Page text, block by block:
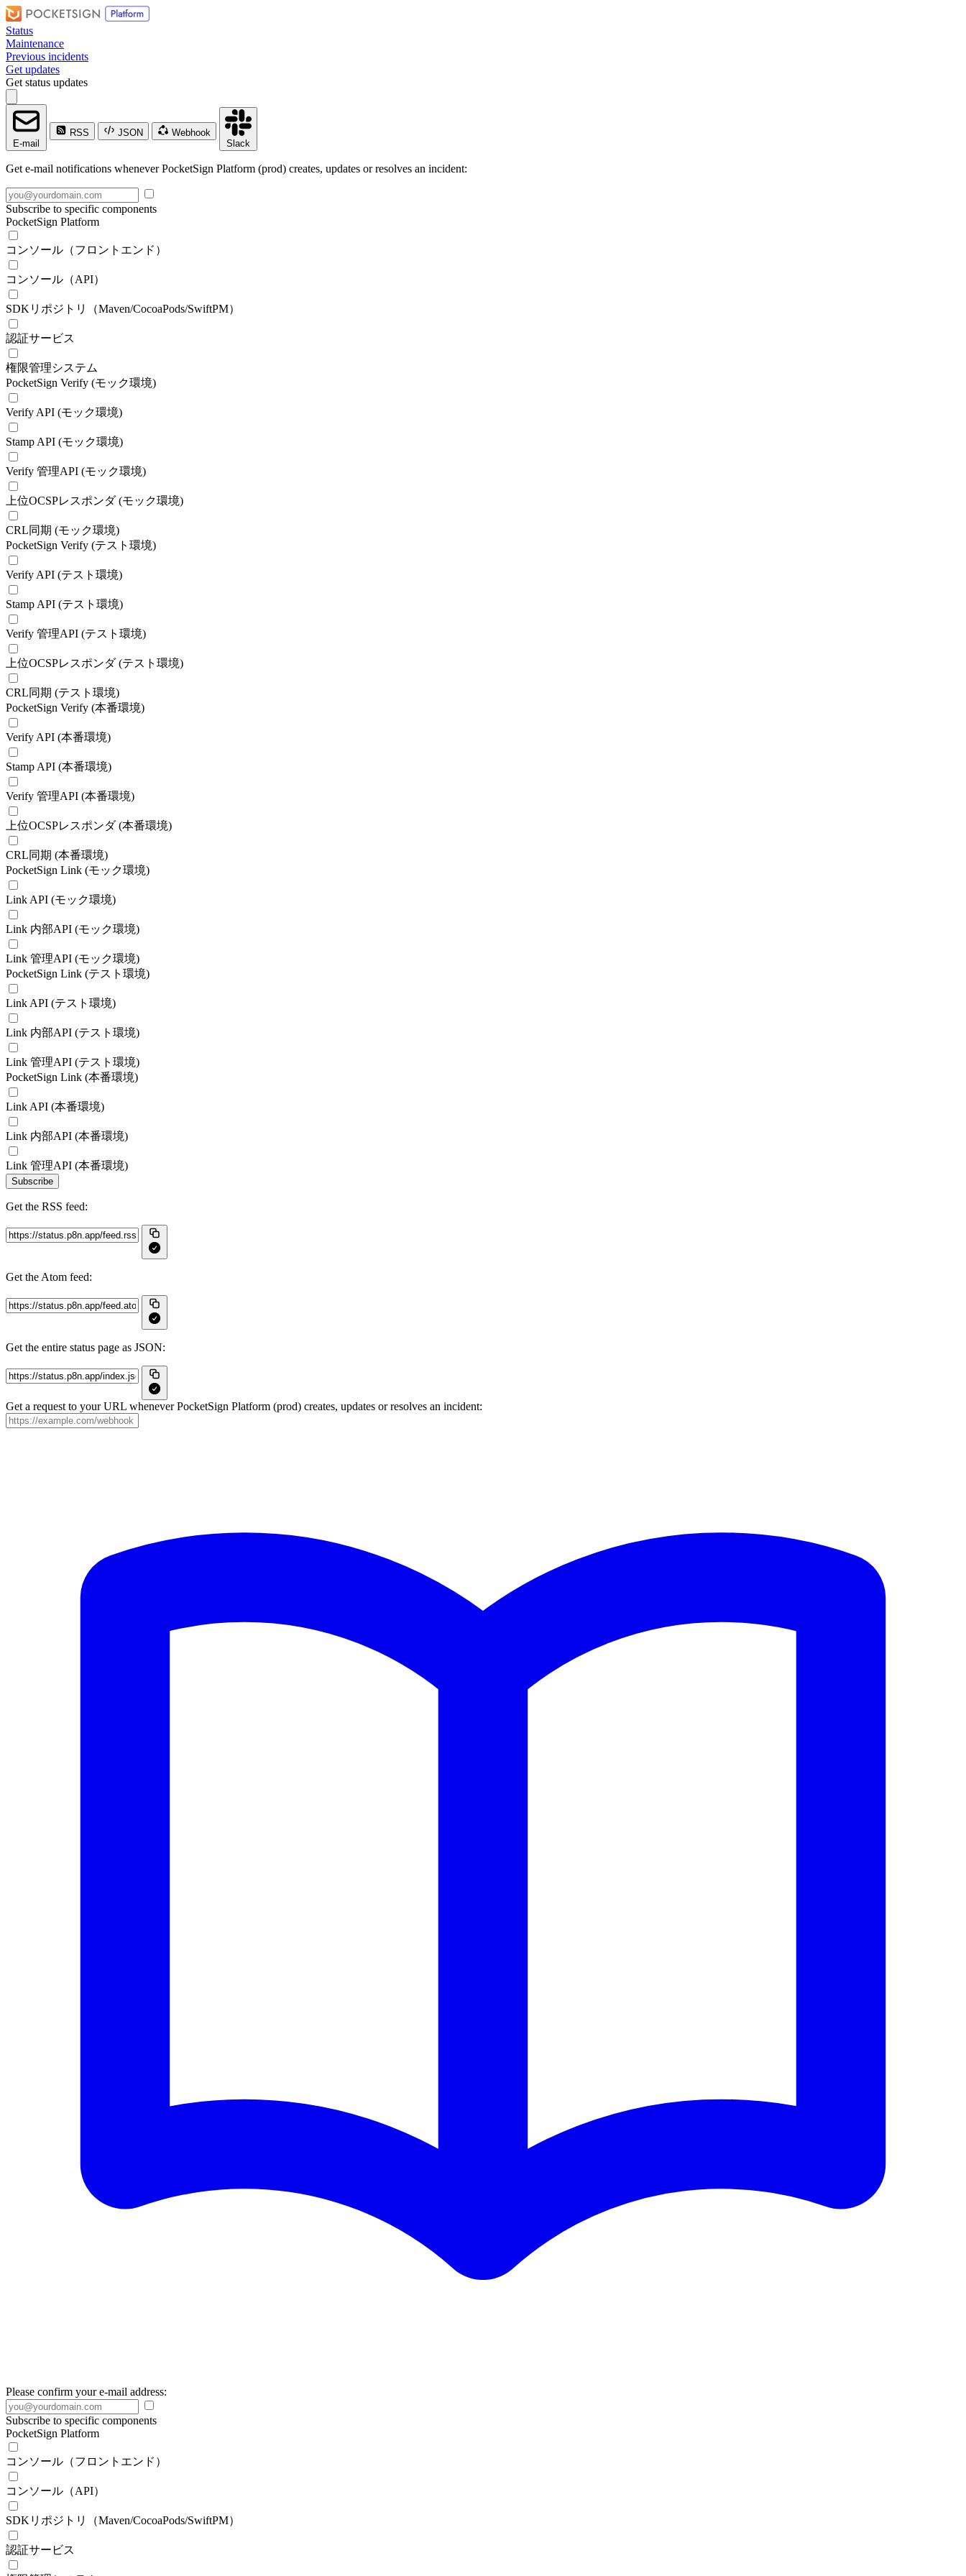
Status
Maintenance
Previous incidents
Get updates
Get status updates
E-mail
RSS JSON
Webhook
Slack
Get e-mail notifications whenever PocketSign Platform (prod) creates, updates or resolves an incident:
Subscribe to specific components
PocketSign Platform
コンソール（フロントエンド）
コンソール（API）
SDKリポジトリ（Maven/CocoaPods/SwiftPM）
認証サービス
権限管理システム
PocketSign Verify (モック環境)
Verify API (モック環境)
Stamp API (モック環境)
Verify 管理API (モック環境)
上位OCSPレスポンダ (モック環境)
CRL同期 (モック環境)
PocketSign Verify (テスト環境)
Verify API (テスト環境)
Stamp API (テスト環境)
Verify 管理API (テスト環境)
上位OCSPレスポンダ (テスト環境)
CRL同期 (テスト環境)
PocketSign Verify (本番環境)
Verify API (本番環境)
Stamp API (本番環境)
Verify 管理API (本番環境)
上位OCSPレスポンダ (本番環境)
CRL同期 (本番環境)
PocketSign Link (モック環境)
Link API (モック環境)
Link 内部API (モック環境)
Link 管理API (モック環境)
PocketSign Link (テスト環境)
Link API (テスト環境)
Link 内部API (テスト環境)
Link 管理API (テスト環境)
PocketSign Link (本番環境)
Link API (本番環境)
Link 内部API (本番環境)
Link 管理API (本番環境)
Subscribe
Get the RSS feed:
Get the Atom feed:
Get the entire status page as JSON:
Get a request to your URL whenever PocketSign Platform (prod) creates, updates or resolves an incident:
Please confirm your e-mail address:
Subscribe to specific components
PocketSign Platform
コンソール（フロントエンド）
コンソール（API）
SDKリポジトリ（Maven/CocoaPods/SwiftPM）
認証サービス